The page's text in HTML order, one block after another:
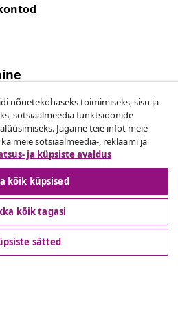
taganemine
nõuetekohaseks toimimiseks, sisu ja
sotsiaalmeedia funktsioonide
Jagame teie infot meie
meie sotsiaalmeedia-, reklaami ja
ja küpsiste avaldus
kõik küpsised
kõik tagasi
sätted